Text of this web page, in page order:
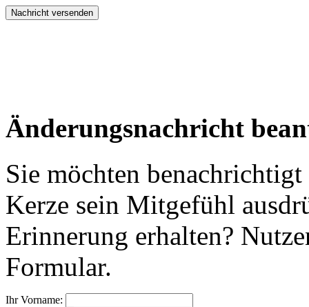
Änderungsnachricht
Sie möchten
Kerze sein Mitgefühl
Erinnerung erhalten?
Formular.
Ihr Vorname: